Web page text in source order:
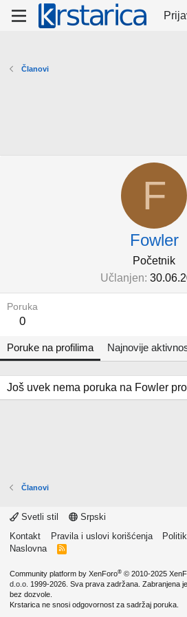
Članovi
F
Fowler
Početnik
Učlanjen
Poruka
0
Poruke na profilima Najnovije
Još uvek nema poruka na Fowler
Članovi
Svetli stil
Srpski
Kontakt
Pravila i uslovi korišćenja
Naslovna
R
Community platform by XenForo® © 2010-2025
d.o.o. 1999-2026. Sva prava zadržana. Zabranjena
bez dozvole.
Krstarica ne snosi odgovornost za sadržaj poruka.